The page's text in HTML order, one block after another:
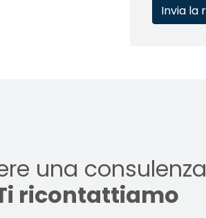
una consulenza
ricontattiamo